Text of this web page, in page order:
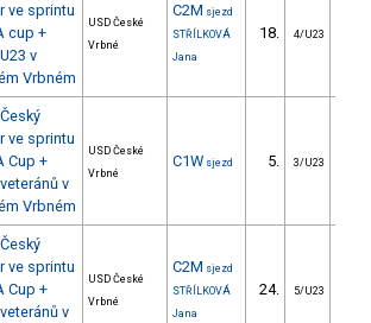
ve sprintu
cup +
v
Vrbném
USD České
Vrbné
C2M sjezd
STŘÍLKOVÁ
Jana
18. 4/U23
ve sprintu
Cup +
v
Vrbném
USD České
Vrbné
C1W sjezd 5. 3/U23
ve sprintu
Cup +
v
USD České
Vrbné
C2M sjezd
STŘÍLKOVÁ
Jana
24. 5/U23